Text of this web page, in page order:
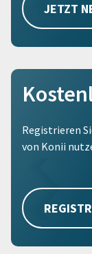
JETZT
Registrieren
von Konii